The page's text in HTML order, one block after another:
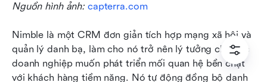
Nguồn hình ảnh: capterra.com
Nimble là một CRM đơn giản tích hợp mạng xã hội và
quản lý danh bạ, làm cho nó trở nên lý tưởng cho các
doanh nghiệp muốn phát triển mối quan hệ bền chặt
với khách hàng tiềm năng. Nó tự động đồng bộ danh